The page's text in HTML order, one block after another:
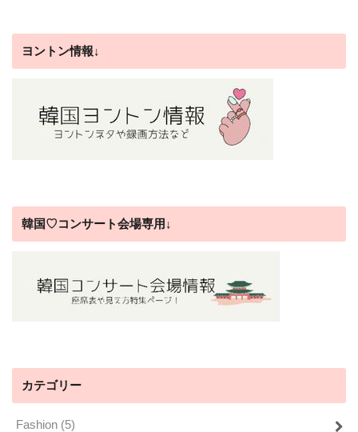
ヨントン情報↓
韓国♡コンサート会場専用↓
カテゴリー
Fashion (5)